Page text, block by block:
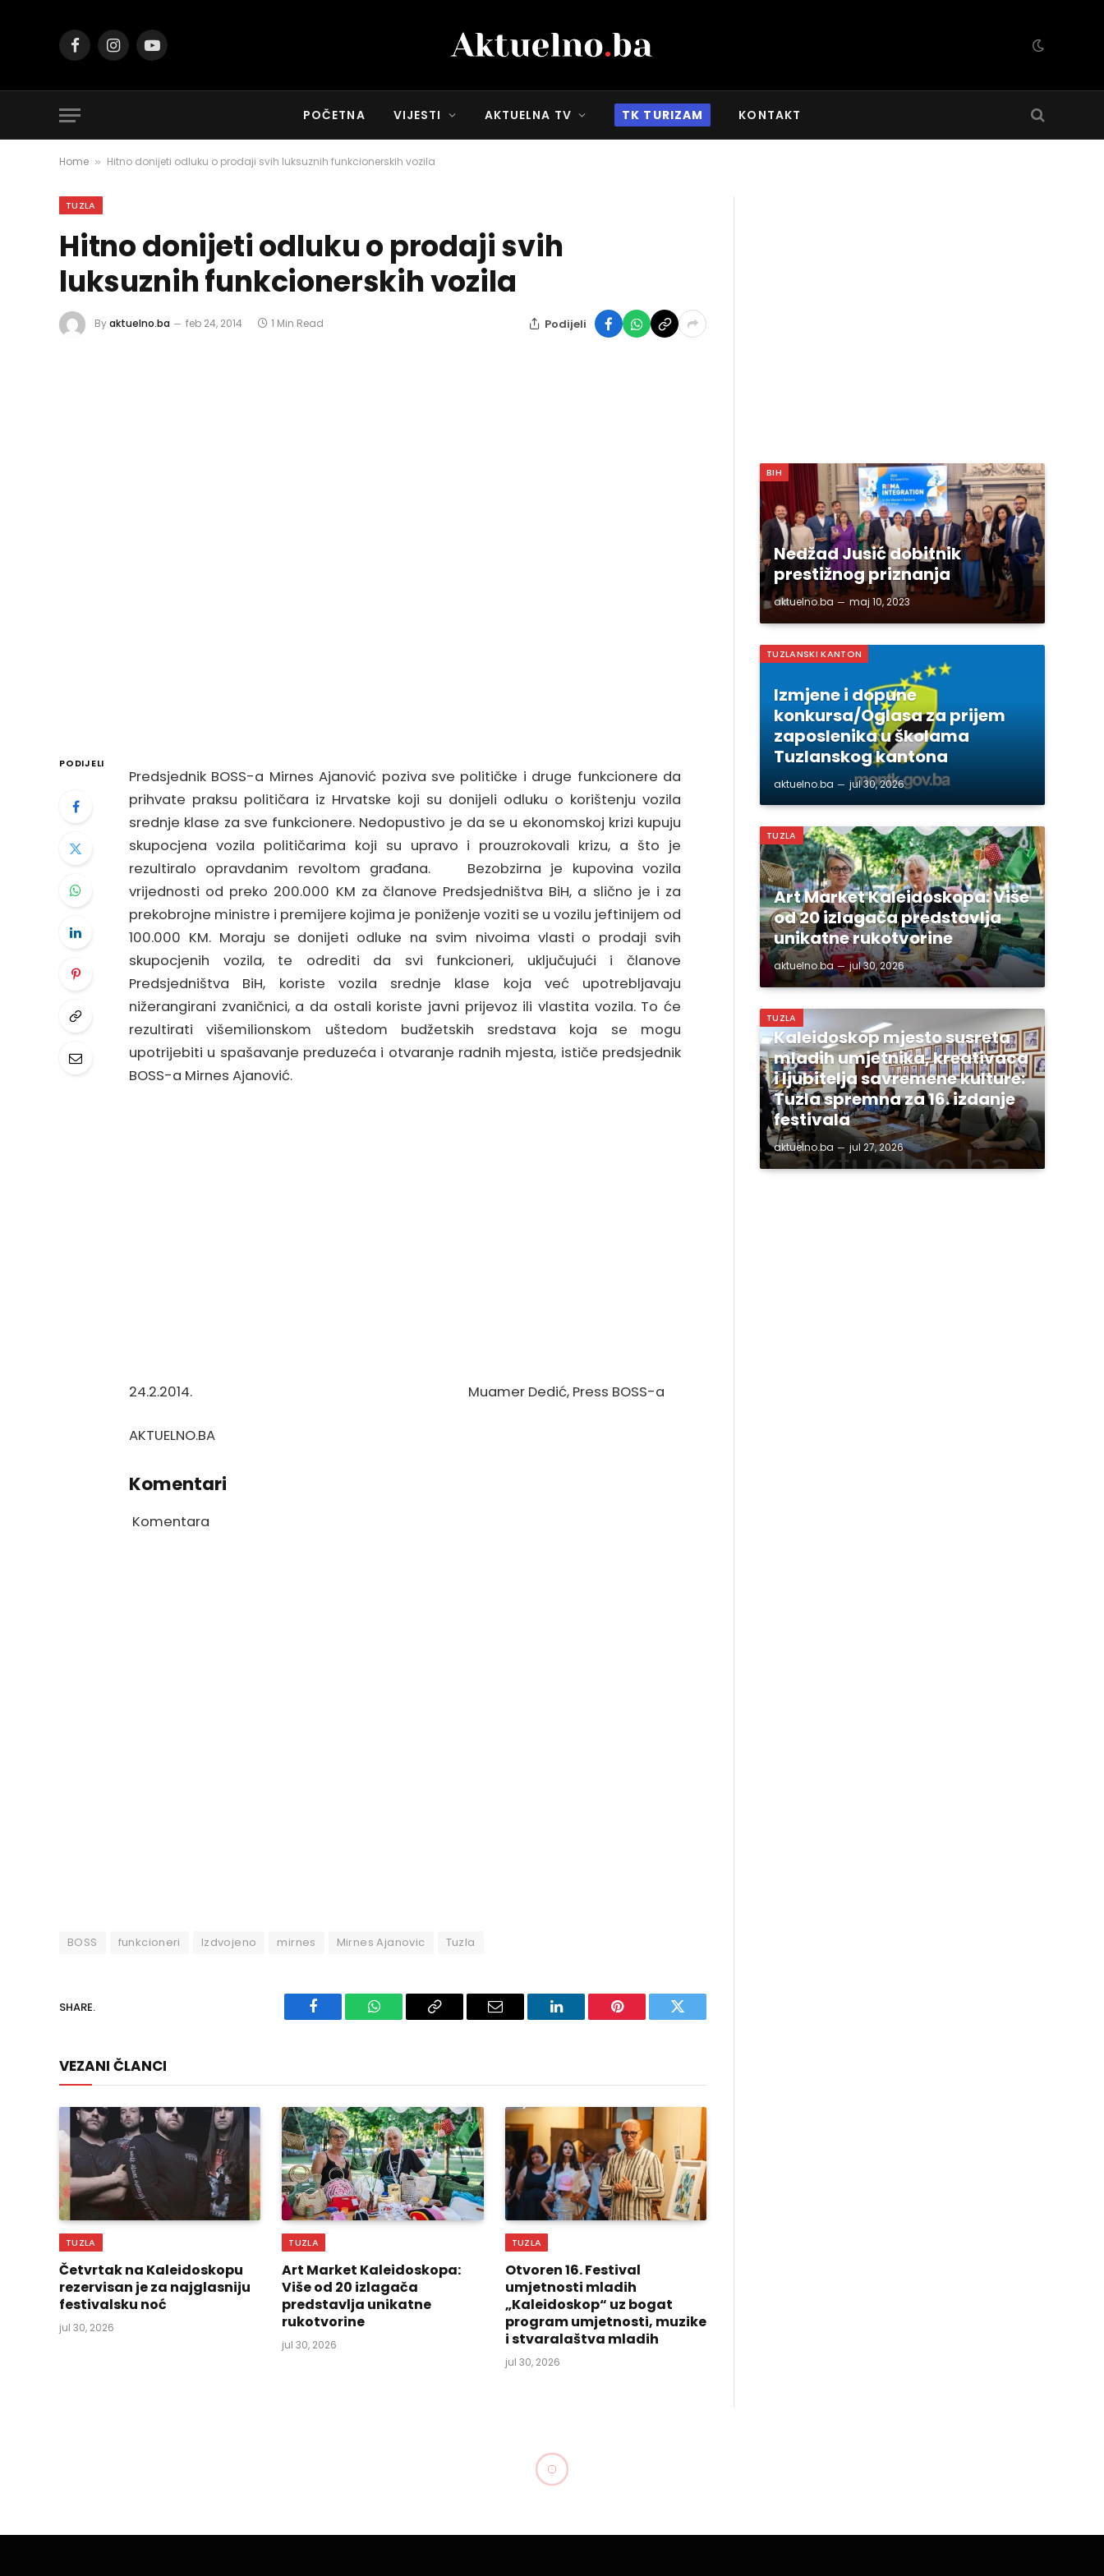
FacebookInstagramYouTube
POČETNA VIJESTI AKTUELNA TV TK TURIZAM KONTAKT
Home » Hitno donijeti odluku o prodaji svih luksuznih funkcionerskih vozila
TUZLA
Hitno donijeti odluku o prodaji svih
luksuznih funkcionerskih vozila
Byaktuelno.ba feb 24, 2014 1 Min Read Podijeli
PODIJELI
Predsjednik BOSS-a Mirnes Ajanović poziva sve političke i druge funkcionere da
prihvate praksu političara iz Hrvatske koji su donijeli odluku o korištenju vozila
srednje klase za sve funkcionere. Nedopustivo je da se u ekonomskoj krizi kupuju
skupocjena vozila političarima koji su upravo i prouzrokovali krizu, a što je
rezultiralo opravdanim revoltom građana. Bezobzirna je kupovina vozila
vrijednosti od preko 200.000 KM za članove Predsjedništva BiH, a slično je i za
prekobrojne ministre i premijere kojima je poniženje voziti se u vozilu jeftinijem od
100.000 KM. Moraju se donijeti odluke na svim nivoima vlasti o prodaji svih
skupocjenih vozila, te odrediti da svi funkcioneri, uključujući i članove
Predsjedništva BiH, koriste vozila srednje klase koja već upotrebljavaju
nižerangirani zvaničnici, a da ostali koriste javni prijevoz ili vlastita vozila. To će
rezultirati višemilionskom uštedom budžetskih sredstava koja se mogu
upotrijebiti u spašavanje preduzeća i otvaranje radnih mjesta, ističe predsjednik
BOSS-a Mirnes Ajanović.
24.2.2014. Muamer Dedić, Press BOSS-a
AKTUELNO.BA
Komentari
Komentara
BOSS funkcioneri Izdvojeno mirnes Mirnes Ajanovic Tuzla
SHARE.
Facebook WhatsAppCopy
Email LinkedIn Pinterest Twitter
VEZANI ČLANCI
TUZLA
Četvrtak na Kaleidoskopu
rezervisan je za najglasniju
festivalsku noć
jul 30, 2026
TUZLA
Art Market Kaleidoskopa:
Više od 20 izlagača
predstavlja unikatne
rukotvorine
jul 30, 2026
TUZLA
Otvoren 16. Festival
umjetnosti mladih
„Kaleidoskop“ uz bogat
program umjetnosti, muzike
i stvaralaštva mladih
jul 30, 2026
BIH
Nedžad Jusić dobitnik
prestižnog priznanja
aktuelno.ba maj 10, 2023
TUZLANSKI KANTON
Izmjene i dopune
konkursa/Oglasa za prijem
zaposlenika u školama
Tuzlanskog kantona
aktuelno.ba jul 30, 2026
TUZLA
Art Market Kaleidoskopa: Više
od 20 izlagača predstavlja
unikatne rukotvorine
aktuelno.ba jul 30, 2026
TUZLA
Kaleidoskop mjesto susreta
mladih umjetnika, kreativaca
i ljubitelja savremene kulture:
Tuzla spremna za 16. izdanje
festivala
aktuelno.ba jul 27, 2026